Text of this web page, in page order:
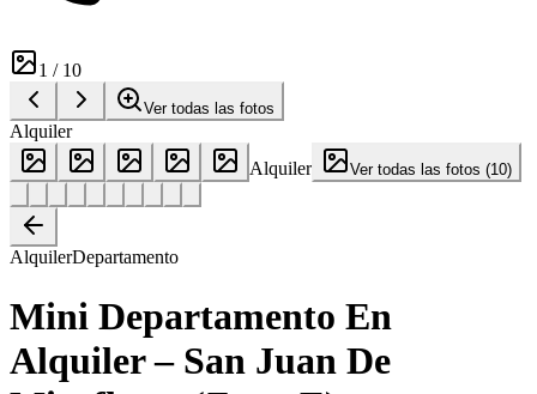
1 / 10
Ver todas las fotos
Alquiler
Alquiler
Ver todas las fotos (10)
AlquilerDepartamento
Mini Departamento En
Alquiler – San Juan De